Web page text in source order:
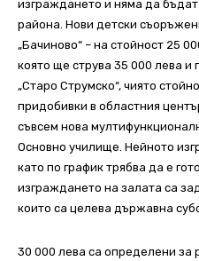
изграждането и няма да
района. Нови детски
„Бачиново“ – на стойност 25
която ще струва 35 000 лева и
„Старо Струмско“, чиято
придобивки в областния
съвсем нова
Основно училище. Нейното
като по график трябва да е
изграждането на залата са
които са целева държавна
30 000 лева са определени за